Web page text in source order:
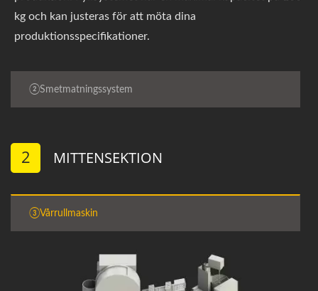
kg och kan justeras för att möta dina
produktionsspecifikationer.
②Smetmatningssystem
2 MITTENSEKTION
③Vårrullmaskin